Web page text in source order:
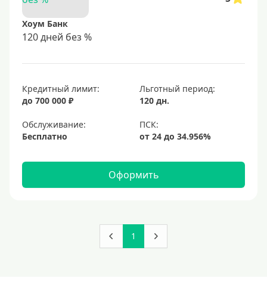
Хоум Банк
120 дней без %
Кредитный лимит:
до 700 000 ₽
Льготный период:
120 дн.
Обслуживание:
Бесплатно
Оформить
1